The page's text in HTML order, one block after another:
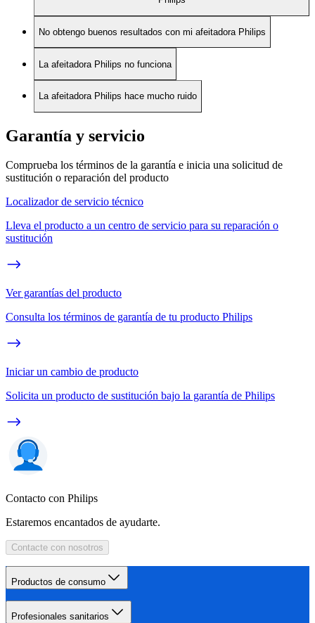
No obtengo buenos resultados con mi afeitadora Philips
La afeitadora Philips no funciona
La afeitadora Philips hace mucho ruido
Garantía y servicio
Comprueba los términos de la garantía e inicia una solicitud de
sustitución o reparación del producto
Localizador de servicio técnico
Lleva el producto a un centro de servicio para su reparación o
sustitución
Ver garantías del producto
Consulta los términos de garantía de tu producto Philips
Iniciar un cambio de producto
Solicita un producto de sustitución bajo la garantía de Philips
Contacto con Philips
Estaremos encantados de ayudarte.
Contacte con nosotros
Productos de consumo
Profesionales sanitarios